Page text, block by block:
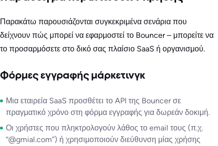
Παρακάτω παρουσιάζονται συγκεκριμένα σενάρια που
δείχνουν πώς μπορεί να εφαρμοστεί το Bouncer – μπορείτε να
το προσαρμόσετε στο δικό σας πλαίσιο SaaS ή οργανισμού.
Φόρμες εγγραφής μάρκετινγκ
Μια εταιρεία SaaS προσθέτει το API της Bouncer σε
πραγματικό χρόνο στη φόρμα εγγραφής για δωρεάν δοκιμή.
Οι χρήστες που πληκτρολογούν λάθος το email τους (π.χ.
“@gmial.com”) ή χρησιμοποιούν διεύθυνση μίας χρήσης